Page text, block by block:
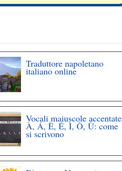
Traduttore napoletano
italiano online
Vocali maiuscole accentate
À, Á, È, É, Ì, Ò, Ù: come
si scrivono